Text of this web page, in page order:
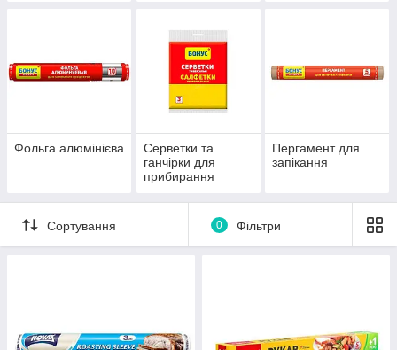
Фольга алюмінієва
Серветки та
ганчірки для
прибирання
Пергамент для
запікання
Сортування 0 Фільтри